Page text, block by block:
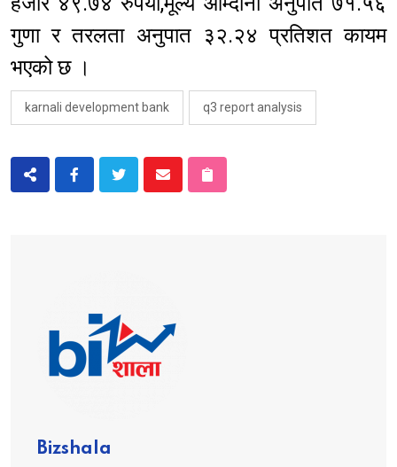
गुणा र तरलता अनुपात ३२.२४ प्रतिशत कायम
भएको छ ।
karnali development bank q3 report analysis
Bizshala